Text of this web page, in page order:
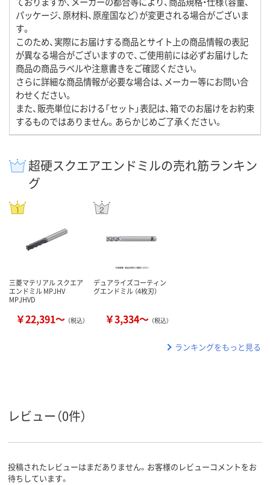
パッケージ、原材料、原産国など）が変更される場合がございま
す。
このため、実際にお届けする商品とサイト上の商品情報の表記
が異なる場合がございますので、ご使用前には必ずお届けした
商品の商品ラベルや注意書きをご確認ください。
さらに詳細な商品情報が必要な場合は、メーカー等にお問い合
わせください。
また、販売単位における「セット」表記は、箱でのお届けをお約束
するものではありません。あらかじめご了承ください。
超硬スクエアエンドミルの売れ筋ランキン
グ
三菱マテリアル スクエア
エンドミル MPJHV
MPJHVD
￥22,391～ （税込）
デュアライズコーティン
グエンドミル （4枚刃）
￥3,334～ （税込）
ランキングをもっと見る
レビュー（0件）
投稿されたレビューはまだありません。お客様のレビューコメントをお
待ちしています。